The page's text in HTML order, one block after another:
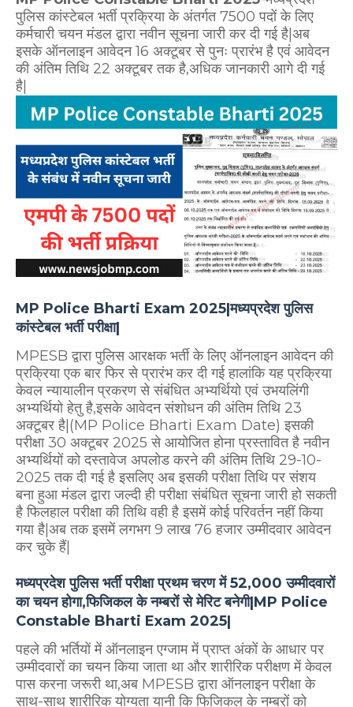
पुलिस कांस्टेबल भर्ती प्रक्रिया के अंतर्गत 7500 पदों के लिए
कर्मचारी चयन मंडल द्वारा नवीन सूचना जारी कर दी गई है|अब
इसके ऑनलाइन आवेदन 16 अक्टूबर से पुनः प्रारंभ है एवं आवेदन
की अंतिम तिथि 22 अक्टूबर तक है,अधिक जानकारी आगे दी गई
है|
MP Police Bharti Exam 2025|मध्यप्रदेश पुलिस
कांस्टेबल भर्ती परीक्षा|
MPESB द्वारा पुलिस आरक्षक भर्ती के लिए ऑनलाइन आवेदन की
प्रक्रिया एक बार फिर से प्रारंभ कर दी गई हालांकि यह प्रक्रिया
केवल न्यायालीन प्रकरण से संबंधित अभ्यर्थियो एवं उभयलिंगी
अभ्यर्थियो हेतु है,इसके आवेदन संशोधन की अंतिम तिथि 23
अक्टूबर है|(MP Police Bharti Exam Date) इसकी
परीक्षा 30 अक्टूबर 2025 से आयोजित होना प्रस्तावित है नवीन
अभ्यर्थियों को दस्तावेज अपलोड करने की अंतिम तिथि 29-10-
2025 तक दी गई है इसलिए अब इसकी परीक्षा तिथि पर संशय
बना हुआ मंडल द्वारा जल्दी ही परीक्षा संबंधित सूचना जारी हो सकती
है फिलहाल परीक्षा की तिथि वही है इसमें कोई परिवर्तन नहीं किया
गया है|अब तक इसमें लगभग 9 लाख 76 हजार उम्मीदवार आवेदन
कर चुके हैं|
मध्यप्रदेश पुलिस भर्ती परीक्षा प्रथम चरण में 52,000 उम्मीदवारों
का चयन होगा,फिजिकल के नम्बरों से मेरिट बनेगी|MP Police
Constable Bharti Exam 2025|
पहले की भर्तियों में ऑनलाइन एग्जाम में प्राप्त अंकों के आधार पर
उम्मीदवारों का चयन किया जाता था और शारीरिक परीक्षण में केवल
पास करना जरूरी था,अब MPESB द्वारा ऑनलाइन परीक्षा के
साथ-साथ शारीरिक योग्यता यानी कि फिजिकल के नम्बरों को